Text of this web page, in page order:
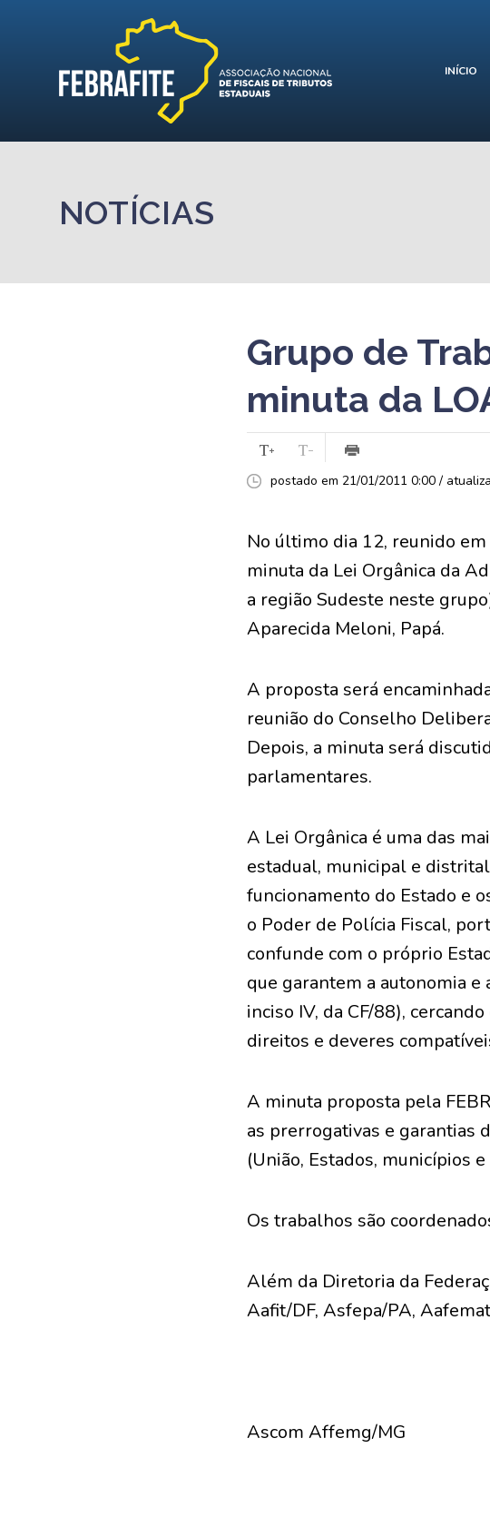
INÍCIO
NOTÍCIAS
Grupo de
minuta da
postado em 21/01/2011 0:00 /
No último dia 12, reunido
minuta da Lei Orgânica da
a região Sudeste neste
Aparecida Meloni, Papá.
A proposta será
reunião do Conselho
Depois, a minuta será
parlamentares.
A Lei Orgânica é uma das
estadual, municipal e
funcionamento do Estado e
o Poder de Polícia Fiscal,
confunde com o próprio
que garantem a autonomia e
inciso IV, da CF/88),
direitos e deveres
A minuta proposta pela
as prerrogativas e garantias
(União, Estados, municípios
Os trabalhos são
Além da Diretoria da
Aafit/DF, Asfepa/PA,
Ascom Affemg/MG